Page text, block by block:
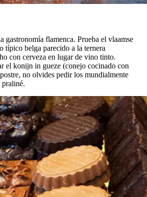
gastronomía flamenca. Prueba el vlaamse
típico belga parecido a la ternera
con cerveza en lugar de vino tinto.
el konijn in gueze (conejo cocinado con
no olvides pedir los mundialmente
praliné.